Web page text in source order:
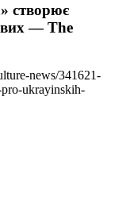
створює
— The
news/341621-
ukrayinskih-